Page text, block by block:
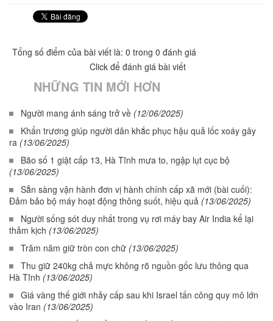
Tổng số điểm của bài viết là: 0 trong 0 đánh giá
Click để đánh giá bài viết
NHỮNG TIN MỚI HƠN
Người mang ánh sáng trở về (12/06/2025)
Khẩn trương giúp người dân khắc phục hậu quả lốc xoáy gây
ra (13/06/2025)
Bão số 1 giật cấp 13, Hà Tĩnh mưa to, ngập lụt cục bộ
(13/06/2025)
Sẵn sàng vận hành đơn vị hành chính cấp xã mới (bài cuối):
Đảm bảo bộ máy hoạt động thông suốt, hiệu quả (13/06/2025)
Người sống sót duy nhất trong vụ rơi máy bay Air India kể lại
thảm kịch (13/06/2025)
Trăm năm giữ tròn con chữ (13/06/2025)
Thu giữ 240kg chả mực không rõ nguồn gốc lưu thông qua
Hà Tĩnh (13/06/2025)
Giá vàng thế giới nhảy cấp sau khi Israel tấn công quy mô lớn
vào Iran (13/06/2025)